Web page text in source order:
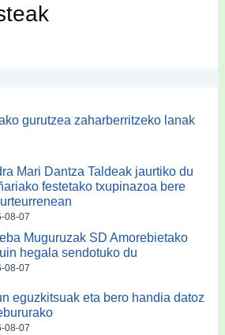
gurutzea zaharberritzeko lanak
Mari Dantza Taldeak jaurtiko du
festetako txupinazoa bere
08-07
Muguruzak SD Amorebietako
hegala sendotuko du
08-07
eguzkitsuak eta bero handia datoz
08-07